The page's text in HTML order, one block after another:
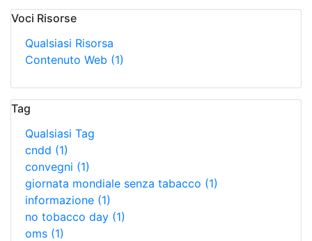
Voci Risorse
Qualsiasi Risorsa
Contenuto Web (1)
Tag
Qualsiasi Tag
cndd (1)
convegni (1)
giornata mondiale senza tabacco (1)
informazione (1)
no tobacco day (1)
oms (1)